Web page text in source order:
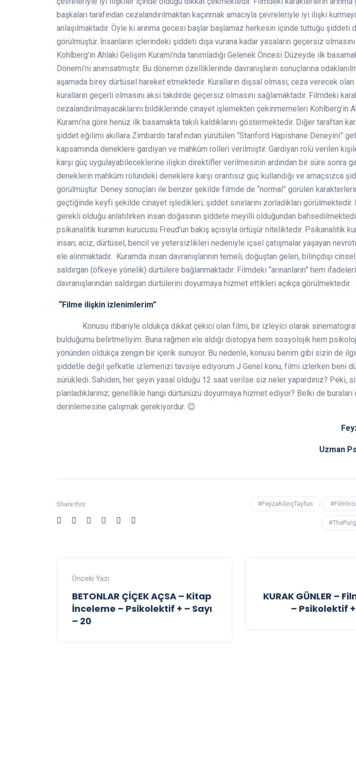
başkaları tarafından cezalandırılmaktan kaçınmak amacıyla çevreleriyle iyi ilişki
anlaşılmaktadır. Öyle ki arınma gecesi başlar başlamaz herkesin içinde tuttuğu şiddeti
görülmüştür. İnsanların içlerindeki şiddeti dışa vurana kadar yasaların geçersiz
Kohlberg’in Ahlaki Gelişim Kuramı’nda tanımladığı Gelenek Öncesi Düzeyde ilk
Dönemi’ni anımsatmıştır. Bu dönemin özelliklerinde davranışların sonuçlarına
aşamada birey dürtüsel hareket etmektedir. Kuralların dışsal olması; ceza verecek
kuralların geçerli olmasını aksi takdirde geçersiz olmasını sağlamaktadır. Filmdeki
cezalandırılmayacaklarını bildiklerinde cinayet işlemekten çekinmemeleri Kohlberg’in
Kuramı’na göre henüz ilk basamakta takılı kaldıklarını göstermektedir. Diğer taraftan
şiddet eğilimi akıllara Zimbardo tarafından yürütülen “Stanford Hapishane Deneyini”
kapsamında deneklere gardiyan ve mahkûm rolleri verilmiştir. Gardiyan rolü verilen
karşı güç uygulayabileceklerine ilişkin direktifler verilmesinin ardından bir süre sonra
deneklerin mahkûm rolündeki deneklere karşı orantısız güç kullandığı ve amaçsızca
görülmüştür. Deney sonuçları ile benzer şekilde filmde de “normal” görülen
geçtiğinde keyfi şekilde cinayet işledikleri; şiddet sınırlarını zorladıkları görülmektedir.
gerekli olduğu anlatılırken insan doğasının şiddete meyilli olduğundan
psikanalitik kuramın kurucusu Freud’un bakış açısıyla örtüşür niteliktedir. Psikanalitik
insan; aciz, dürtüsel, bencil ve yetersizlikleri nedeniyle içsel çatışmalar yaşayan
ele alınmaktadır. Kuramda insan davranışlarının temeli; doğuştan gelen, bilinçdışı
saldırgan (öfkeye yönelik) dürtülere bağlanmaktadır. Filmdeki “arınanların” hem
davranışlarından saldırgan dürtülerini doyurmaya hizmet ettikleri açıkça görülmektedir.
“Filme ilişkin izlenimlerim”
Konusu itibariyle oldukça dikkat çekici olan filmi, bir izleyici olarak
bulduğumu belirtmeliyim. Buna rağmen ele aldığı distopya hem sosyolojik hem
yönünden oldukça zengin bir içerik sunuyor. Bu nedenle, konusu benim gibi sizin de
şiddetle değil şefkatle izlemenizi tavsiye ediyorum J Genel konu, filmi izlerken beni
sürükledi. Sahiden, her şeyin yasal olduğu 12 saat verilse siz neler yapardınız? Peki,
planladıklarınız; genellikle hangi dürtünüzü doyurmaya hizmet ediyor? Belki de
derinlemesine çalışmak gerekiyordur. 😊
Uzman
Share this: #FeyzaKılınçTayfun
Önceki Yazı
BETONLAR ÇİÇEK AÇSA – Kitap
İnceleme – Psikolektif + – Sayı
– 20
KURAK GÜNLER –
– Psikolektif +